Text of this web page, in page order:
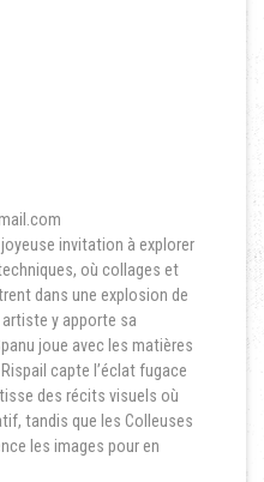
joyeuse invitation à explorer
où collages et
dans une explosion de
y apporte sa
joue avec les matières
capte l’éclat fugace
des récits visuels où
tandis que les Colleuses
les images pour en